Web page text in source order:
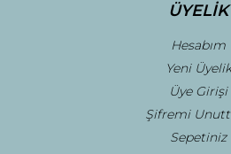
ÜYELİK
Hesabım
Yeni Üyelik
Üye Girişi
Şifremi
Sepetiniz